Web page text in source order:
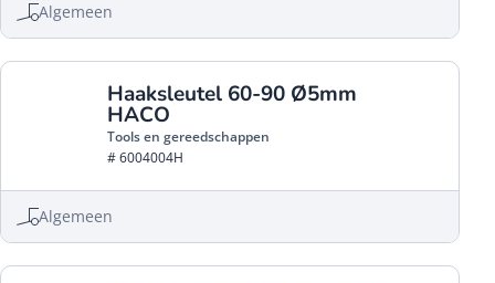
Algemeen
Haaksleutel 60-90 Ø5mm
HACO
Tools en gereedschappen
# 6004004H
Algemeen